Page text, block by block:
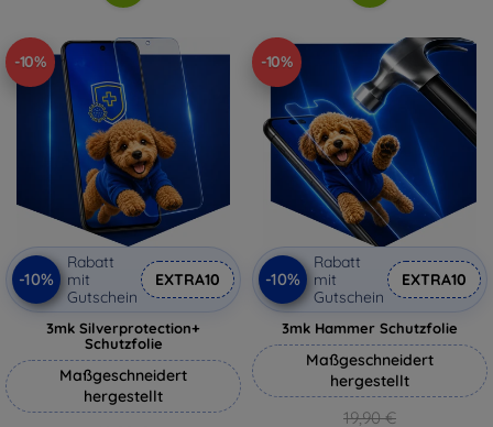
-10%
-10%
Rabatt
mit
Gutschein
EXTRA10
3mk Silverprotection+
Schutzfolie
Maßgeschneidert
hergestellt
-10%
-10%
Rabatt
mit
Gutschein
EXTRA10
3mk Hammer Schutzfolie
Maßgeschneidert
hergestellt
19,90 €